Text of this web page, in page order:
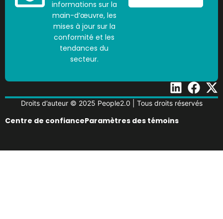
informations sur la
main-d’œuvre, les
mises à jour sur la
conformité et les
tendances du
secteur.
Droits d’auteur © 2025 People2.0 | Tous droits réservés
Centre de confianceParamètres des témoins